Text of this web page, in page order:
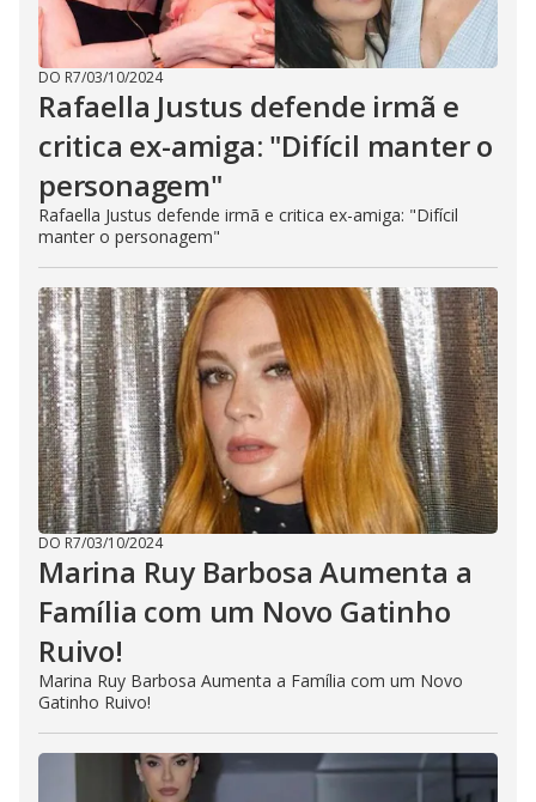
DO R7/03/10/2024
Rafaella Justus defende irmã e
critica ex-amiga: "Difícil manter o
personagem"
Rafaella Justus defende irmã e critica ex-amiga: "Difícil
manter o personagem"
DO R7/03/10/2024
Marina Ruy Barbosa Aumenta a
Família com um Novo Gatinho
Ruivo!
Marina Ruy Barbosa Aumenta a Família com um Novo
Gatinho Ruivo!